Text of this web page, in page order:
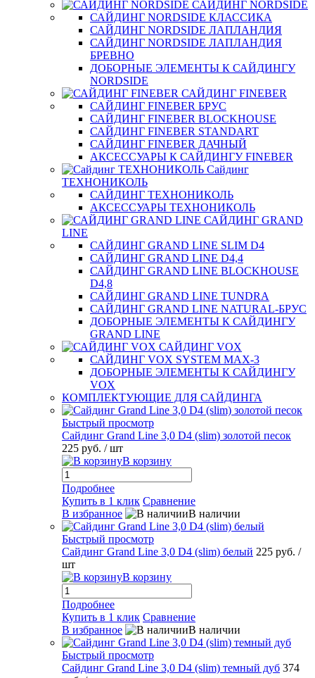
САЙДИНГ NORDSIDE
САЙДИНГ NORDSIDE КЛАССИКА
САЙДИНГ NORDSIDE ЛАПЛАНДИЯ
САЙДИНГ NORDSIDE ЛАПЛАНДИЯ
БРЕВНО
ДОБОРНЫЕ ЭЛЕМЕНТЫ К САЙДИНГУ
NORDSIDE
САЙДИНГ FINEBER
САЙДИНГ FINEBER БРУС
САЙДИНГ FINEBER BLOCKHOUSE
САЙДИНГ FINEBER STANDART
САЙДИНГ FINEBER ДАЧНЫЙ
АКСЕССУАРЫ К САЙДИНГУ FINEBER
Сайдинг
ТЕХНОНИКОЛЬ
САЙДИНГ ТЕХНОНИКОЛЬ
АКСЕССУАРЫ ТЕХНОНИКОЛЬ
САЙДИНГ GRAND
LINE
САЙДИНГ GRAND LINE SLIM D4
САЙДИНГ GRAND LINE D4,4
САЙДИНГ GRAND LINE BLOCKHOUSE
D4,8
САЙДИНГ GRAND LINE TUNDRA
САЙДИНГ GRAND LINE NATURAL-БРУС
ДОБОРНЫЕ ЭЛЕМЕНТЫ К САЙДИНГУ
GRAND LINE
САЙДИНГ VOX
САЙДИНГ VOX SYSTEM MAX-3
ДОБОРНЫЕ ЭЛЕМЕНТЫ К САЙДИНГУ
VOX
КОМПЛЕКТУЮЩИЕ ДЛЯ САЙДИНГА
Быстрый просмотр
Сайдинг Grand Line 3,0 D4 (slim) золотой песок
225 руб. / шт
В корзину
Подробнее
Купить в 1 клик Сравнение
В избранное
В наличии
Быстрый просмотр
Сайдинг Grand Line 3,0 D4 (slim) белый 225 руб. /
шт
В корзину
Подробнее
Купить в 1 клик Сравнение
В избранное
В наличии
Быстрый просмотр
Сайдинг Grand Line 3,0 D4 (slim) темный дуб 374